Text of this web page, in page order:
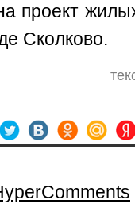
проект
Сколково.